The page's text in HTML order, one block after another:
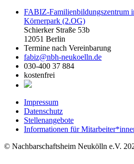
FABIZ-Familienbildungszentrum
Körnerpark (2.OG)
Schierker Straße 53b
12051 Berlin
Termine nach Vereinbarung
fabiz@nbh-neukoelln.de
030-400 37 884
kostenfrei
Impressum
Datenschutz
Stellenangebote
Informationen für
© Nachbarschaftsheim Neukölln e.V.